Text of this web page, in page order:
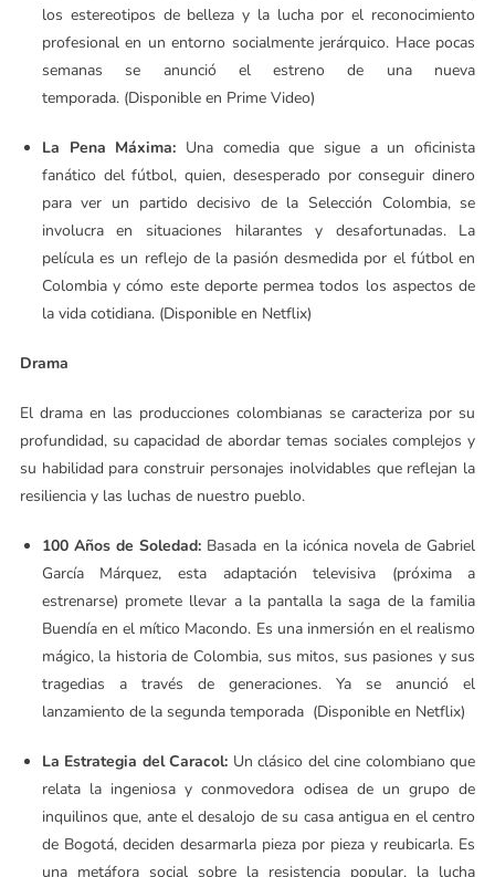
los estereotipos de belleza y la lucha por el reconocimiento
profesional en un entorno socialmente jerárquico. Hace pocas
semanas se anunció el estreno de una nueva
temporada. (Disponible en Prime Video)
La Pena Máxima: Una comedia que sigue a un oficinista
fanático del fútbol, quien, desesperado por conseguir dinero
para ver un partido decisivo de la Selección Colombia, se
involucra en situaciones hilarantes y desafortunadas. La
película es un reflejo de la pasión desmedida por el fútbol en
Colombia y cómo este deporte permea todos los aspectos de
la vida cotidiana. (Disponible en Netflix)
Drama
El drama en las producciones colombianas se caracteriza por su
profundidad, su capacidad de abordar temas sociales complejos y
su habilidad para construir personajes inolvidables que reflejan la
resiliencia y las luchas de nuestro pueblo.
100 Años de Soledad: Basada en la icónica novela de Gabriel
García Márquez, esta adaptación televisiva (próxima a
estrenarse) promete llevar a la pantalla la saga de la familia
Buendía en el mítico Macondo. Es una inmersión en el realismo
mágico, la historia de Colombia, sus mitos, sus pasiones y sus
tragedias a través de generaciones. Ya se anunció el
lanzamiento de la segunda temporada (Disponible en Netflix)
La Estrategia del Caracol: Un clásico del cine colombiano que
relata la ingeniosa y conmovedora odisea de un grupo de
inquilinos que, ante el desalojo de su casa antigua en el centro
de Bogotá, deciden desarmarla pieza por pieza y reubicarla. Es
una metáfora social sobre la resistencia popular, la lucha